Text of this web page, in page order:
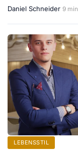
Daniel Schneider 9 min
LEBENSSTIL